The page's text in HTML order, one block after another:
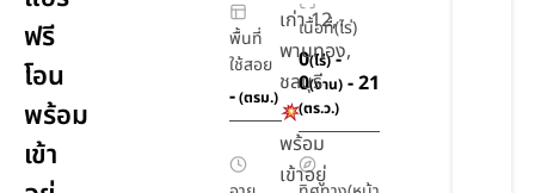
ฟรี
โอน
พร้อม
เข้า
พื้นที่
ใช้สอย
-(ตรม.)
เนื้อที่(ไร่)
0(ไร่)-
0(งาน) - 21
(ตร.ว.)
เก่า 12,
พานทอง,
ชลบุรี
พร้อม
เข้าอยู่